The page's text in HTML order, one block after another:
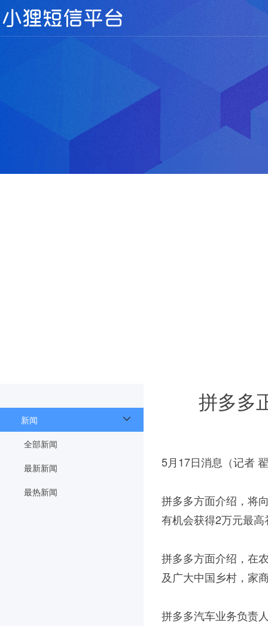
新闻
全部新闻
最新新闻
最热新闻
拼多多
5月17日消息（记者
拼多多方面介绍，将
有机会获得2万元最
拼多多方面介绍，在
及广大中国乡村，家
拼多多汽车业务负责